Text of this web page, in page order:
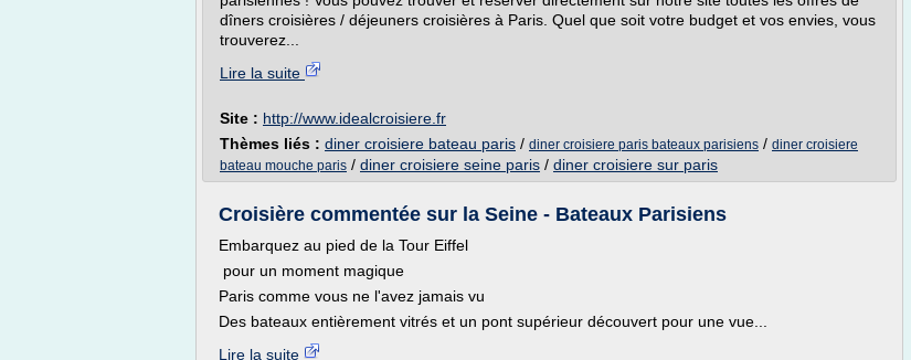
dîners croisières / déjeuners croisières à Paris. Quel que soit votre budget et vos envies, vous
trouverez...
Lire la suite
Site : http://www.idealcroisiere.fr
Thèmes liés : diner croisiere bateau paris / diner croisiere paris bateaux parisiens / diner croisiere
bateau mouche paris / diner croisiere seine paris / diner croisiere sur paris
Croisière commentée sur la Seine - Bateaux Parisiens
Embarquez au pied de la Tour Eiffel
pour un moment magique
Paris comme vous ne l'avez jamais vu
Des bateaux entièrement vitrés et un pont supérieur découvert pour une vue...
Lire la suite